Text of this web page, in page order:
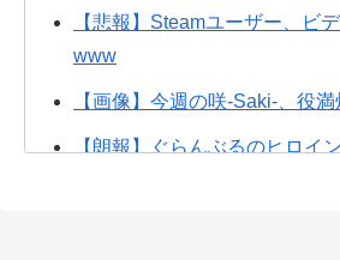
【悲報】Steamユーザー、ビ
www
【画像】今週の咲-Saki-、役
【朗報】ぐらんぶるのヒロイ